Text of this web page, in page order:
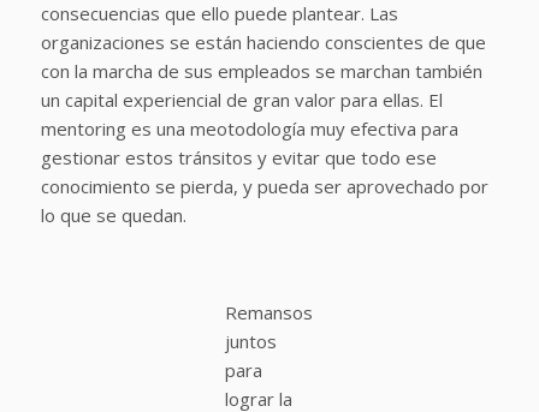
consecuencias que ello puede plantear. Las
organizaciones se están haciendo conscientes de que
con la marcha de sus empleados se marchan también
un capital experiencial de gran valor para ellas. El
mentoring es una meotodología muy efectiva para
gestionar estos tránsitos y evitar que todo ese
conocimiento se pierda, y pueda ser aprovechado por
lo que se quedan.
Remansos
juntos
para
lograr la